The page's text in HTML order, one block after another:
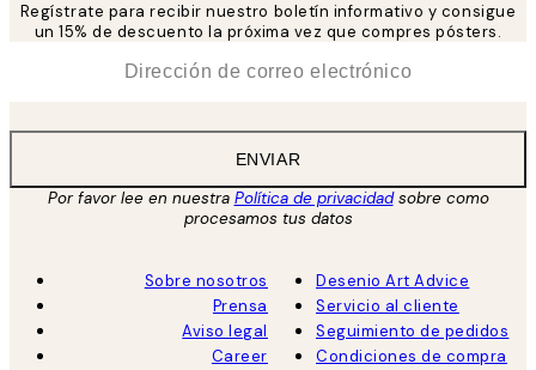
Regístrate para recibir nuestro boletín informativo y consigue
un 15% de descuento la próxima vez que compres pósters.
ENVIAR
Por favor lee en nuestra Política de privacidadsobre como
procesamos tus datos
Sobre nosotros
Prensa
Aviso legal
Career
Desenio Art Advice
Servicio al cliente
Seguimiento de pedidos
Condiciones de compra